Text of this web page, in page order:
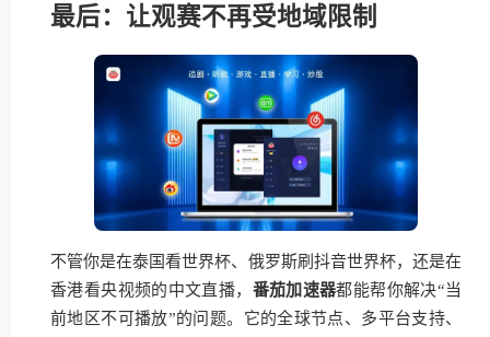
最后：让观赛不再受地域限制
不管你是在泰国看世界杯、俄罗斯刷抖音世界杯，还是在
香港看央视频的中文直播， 番茄加速器都能帮你解决“当
前地区不可播放”的问题。它的全球节点、多平台支持、